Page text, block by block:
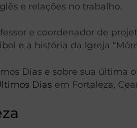
e relações no trabalho.
e coordenador de
e a história da Igreja
Dias e sobre sua última
Dias em Fortaleza,